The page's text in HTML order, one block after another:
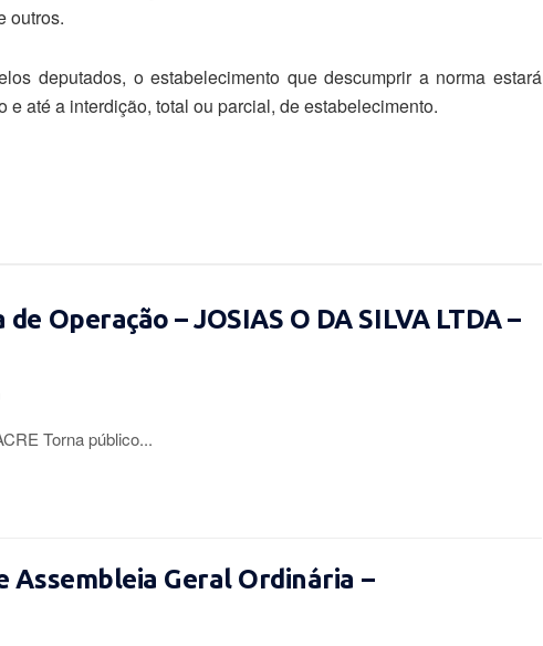
outros.
deputados, o estabelecimento que descumprir a norma estará
e até a interdição, total ou parcial, de estabelecimento.
Operação – JOSIAS O DA SILVA LTDA –
Torna público...
Assembleia Geral Ordinária –